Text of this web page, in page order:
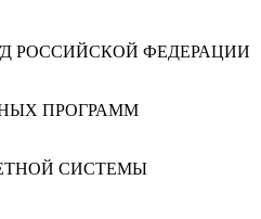
РОССИЙСКОЙ ФЕДЕРАЦИИ
ПРОГРАММ
СИСТЕМЫ